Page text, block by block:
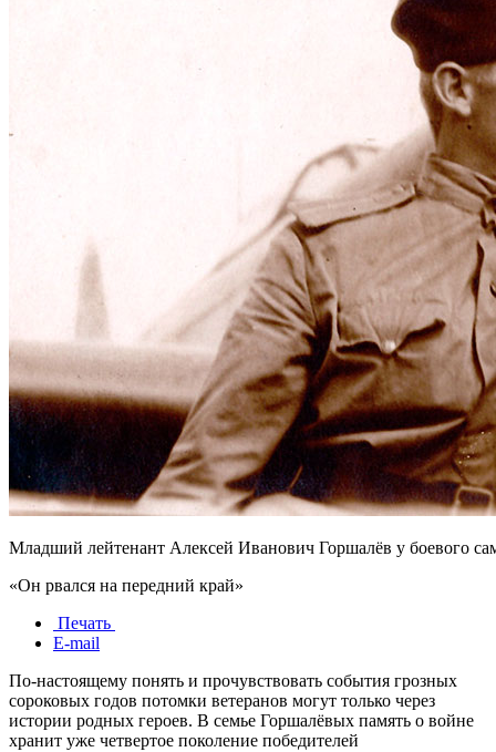
Младший лейтенант Алексей Иванович Горшалёв у боевого
«Он рвался на передний край»
Печать
E-mail
По-настоящему понять и прочувствовать события грозных
сороковых годов потомки ветеранов могут только через
истории родных героев. В семье Горшалёвых память о войне
хранит уже четвертое поколение победителей